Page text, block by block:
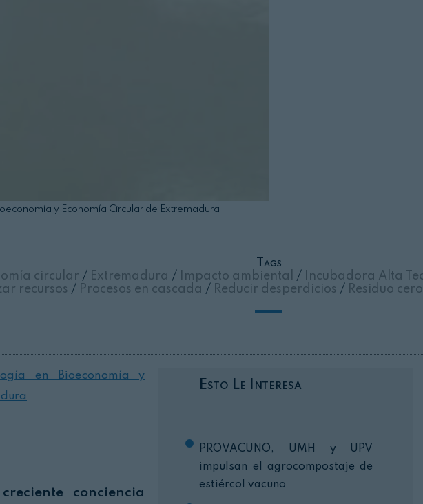
y Economía Circular de Extremadura
Tags
circular / Extremadura / Impacto ambiental / Incubadora Alta
recursos / Procesos en cascada / Reducir desperdicios / Residuo cero
Esto Le Interesa
PROVACUNO, UMH y UPV
impulsan el agrocompostaje de
estiércol vacuno
en Bioeconomía y
creciente conciencia